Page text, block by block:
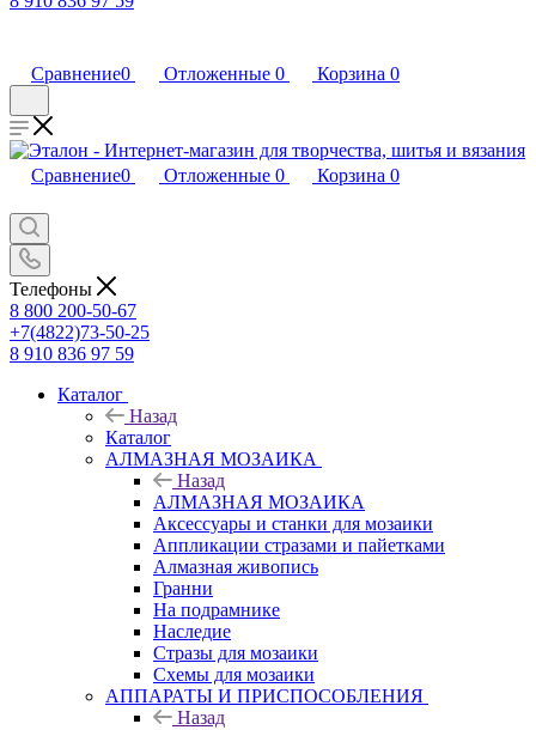
Сравнение0 Отложенные 0 Корзина 0
Сравнение0 Отложенные 0 Корзина 0
Телефоны
8 800 200-50-67
+7(4822)73-50-25
8 910 836 97 59
Каталог
Назад
Каталог
АЛМАЗНАЯ МОЗАИКА
Назад
АЛМАЗНАЯ МОЗАИКА
Аксессуары и станки для мозаики
Аппликации стразами и пайетками
Алмазная живопись
Гранни
На подрамнике
Наследие
Стразы для мозаики
Схемы для мозаики
АППАРАТЫ И ПРИСПОСОБЛЕНИЯ
Назад